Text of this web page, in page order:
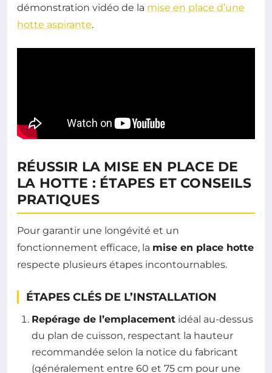
démonstration vidéo de la mise en place d’une
hotte aspirante.
RÉUSSIR LA MISE EN PLACE DE
LA HOTTE : ÉTAPES ET CONSEILS
PRATIQUES
Pour garantir une longévité et un
fonctionnement efficace, la mise en place hotte
respecte plusieurs étapes incontournables.
ÉTAPES CLÉS DE L’INSTALLATION
Repérage de l’emplacement idéal au-dessus
du plan de cuisson, respectant la hauteur
recommandée selon la notice du fabricant
(généralement entre 60 et 75 cm pour une